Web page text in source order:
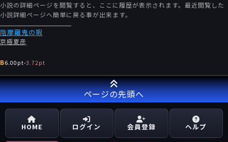
小説の詳細ページを閲覧すると、ここに履歴が表示されます。最近閲覧した
小説詳細ページへ簡単に戻る事が出来ます。
陰摩羅鬼の瑕
京極夏彦
B6.00pt-3.72pt
ページの先頭へ
HOME ログイン 会員登録 ヘルプ